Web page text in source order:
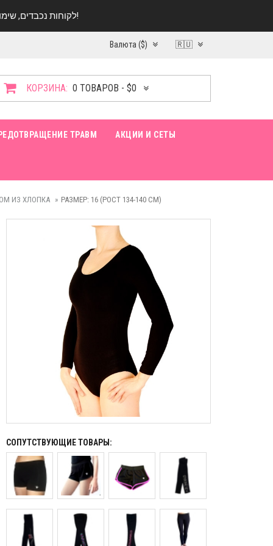
לקוחות נכבדים, שימו ♥️ לב! בימי החופש עד התאריך 20.08 החנות עובדת במתכונת מצומצמת. נא להתקשר לפני הגעה!
Валюта ($) 🇷🇺
КОРЗИНА: 0 ТОВАРОВ - $0
ТРАВМ АКЦИИ И СЕТЫ
ИЗ ХЛОПКА РАЗМЕР: 16 (РОСТ 134-140 СМ)
СОПУТСТВУЮЩИЕ ТОВАРЫ: